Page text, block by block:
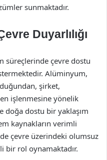
sunmaktadır.
Duyarlılığı
süreçlerinde çevre dostu
Alüminyum,
şirket,
işlenmesine yönelik
doğa dostu bir yaklaşım
kaynakların verimli
çevre üzerindeki olumsuz
bir rol oynamaktadır.